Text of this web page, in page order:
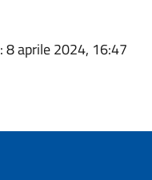
: 8 aprile 2024, 16:47